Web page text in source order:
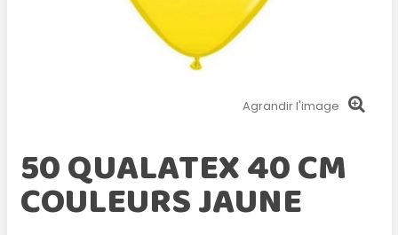
Agrandir l'image
50 QUALATEX 40 CM
COULEURS JAUNE